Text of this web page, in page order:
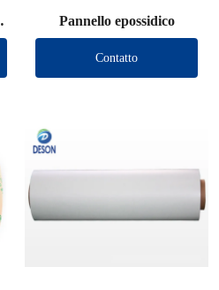
Pannello epossidico
Contatto